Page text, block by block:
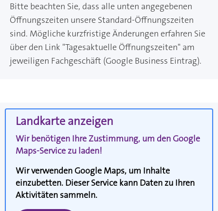
Bitte beachten Sie, dass alle unten angegebenen
Öffnungszeiten unsere Standard-Öffnungszeiten
sind. Mögliche kurzfristige Änderungen erfahren Sie
über den Link "Tagesaktuelle Öffnungszeiten" am
jeweiligen Fachgeschäft (Google Business Eintrag).
Landkarte anzeigen
Wir benötigen Ihre Zustimmung, um den Google
Maps-Service zu laden!
Wir verwenden Google Maps, um Inhalte
einzubetten. Dieser Service kann Daten zu Ihren
Aktivitäten sammeln.